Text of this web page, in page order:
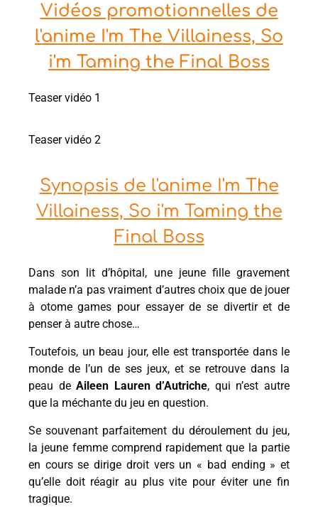
Vidéos promotionnelles de
l'anime I'm The Villainess, So
i'm Taming the Final Boss
Teaser vidéo 1
Teaser vidéo 2
Synopsis de l'anime I'm The
Villainess, So i'm Taming the
Final Boss
Dans son lit d’hôpital, une jeune fille gravement
malade n’a pas vraiment d’autres choix que de jouer
à otome games pour essayer de se divertir et de
penser à autre chose…
Toutefois, un beau jour, elle est transportée dans le
monde de l’un de ses jeux, et se retrouve dans la
peau deAileen Lauren d’Autriche, qui n’est autre
que la méchante du jeu en question.
Se souvenant parfaitement du déroulement du jeu,
la jeune femme comprend rapidement que la partie
en cours se dirige droit vers un « bad ending » et
qu’elle doit réagir au plus vite pour éviter une fin
tragique.